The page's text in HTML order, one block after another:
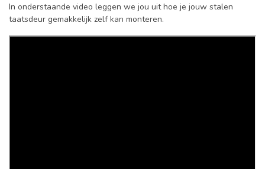
(uitsluitend
taatsdeuren)
In onderstaande video leggen we jou uit hoe je jouw stalen
taatsdeur gemakkelijk zelf kan monteren.